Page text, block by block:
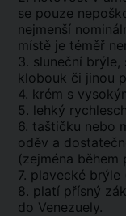
se pouze
nejmenší
místě je téměř
3. sluneční brýle,
klobouk či jinou
4. krém s
5. lehký
6. taštičku nebo
oděv a
(zejména
7. plavecké brýle
8. platí přísný
do Venezuely.